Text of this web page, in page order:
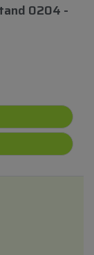
0204 -